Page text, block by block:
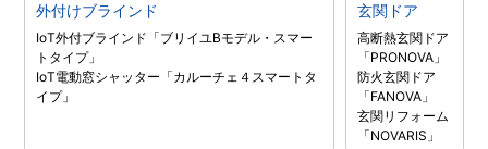
外付けブラインド
IoT外付ブラインド「ブリイユBモデル・スマー
トタイプ」
IoT電動窓シャッター「カルーチェ４スマートタ
イプ」
玄関ドア
高断熱玄関ドア
「PRONOVA」
防火玄関ドア
「FANOVA」
玄関リフォーム
「NOVARIS」